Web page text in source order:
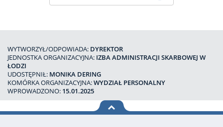
WYTWORZYŁ/ODPOWIADA: DYREKTOR
JEDNOSTKA ORGANIZACYJNA: IZBA ADMINISTRACJI SKARBOWEJ W
ŁODZI
UDOSTĘPNIŁ: MONIKA DERING
KOMÓRKA ORGANIZACYJNA:WYDZIAŁ PERSONALNY
WPROWADZONO: 15.01.2025
na górę